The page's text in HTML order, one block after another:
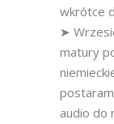
wkrótce
➤
matury
audio do